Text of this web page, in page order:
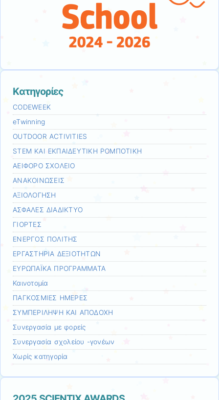
Kατηγορίες
CODEWEEK
eTwinning
OUTDOOR ACTIVITIES
STEM ΚΑΙ ΕΚΠΑΙΔΕΥΤΙΚΗ ΡΟΜΠΟΤΙΚΗ
ΑΕΙΦΟΡΟ ΣΧΟΛΕΙΟ
ΑΝΑΚΟΙΝΩΣΕΙΣ
ΑΞΙΟΛΟΓΗΣΗ
ΑΣΦΑΛΕΣ ΔΙΑΔΙΚΤΥΟ
ΓΙΟΡΤΕΣ
ΕΝΕΡΓΟΣ ΠΟΛΙΤΗΣ
ΕΡΓΑΣΤΗΡΙΑ ΔΕΞΙΟΤΗΤΩΝ
ΕΥΡΩΠΑΪΚΑ ΠΡΟΓΡΑΜΜΑΤΑ
Καινοτομία
ΠΑΓΚΟΣΜΙΕΣ ΗΜΕΡΕΣ
ΣΥΜΠΕΡΙΛΗΨΗ ΚΑΙ ΑΠΟΔΟΧΗ
Συνεργασία με φορείς
Συνεργασία σχολείου -γονέων
Χωρίς κατηγορία